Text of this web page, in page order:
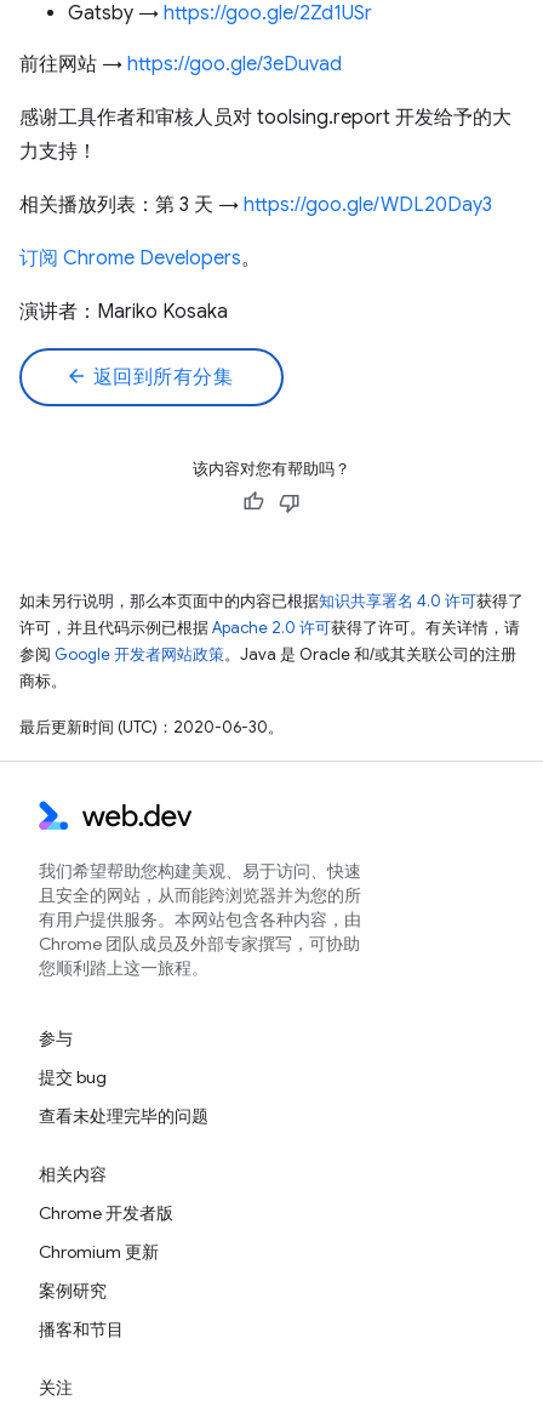
Gatsby → https://goo.gle/2Zd1USr
前往网站 → https://goo.gle/3eDuvad
感谢工具作者和审核人员对 toolsing.report 开发给予的大
力支持！
相关播放列表：第 3 天 → https://goo.gle/WDL20Day3
订阅 Chrome Developers。
演讲者：Mariko Kosaka
arrow_back 返回到所有分集
该内容对您有帮助吗？
如未另行说明，那么本页面中的内容已根据知识共享署名 4.0 许可获得了
许可，并且代码示例已根据Apache 2.0 许可获得了许可。有关详情，请
参阅 Google 开发者网站政策。Java 是 Oracle 和/或其关联公司的注册
商标。
最后更新时间 (UTC)：2020-06-30。
我们希望帮助您构建美观、易于访问、快速
且安全的网站，从而能跨浏览器并为您的所
有用户提供服务。本网站包含各种内容，由
Chrome 团队成员及外部专家撰写，可协助
您顺利踏上这一旅程。
参与
提交 bug
查看未处理完毕的问题
相关内容
Chrome 开发者版
Chromium 更新
案例研究
播客和节目
关注